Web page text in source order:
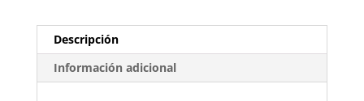
Descripción
Información adicional